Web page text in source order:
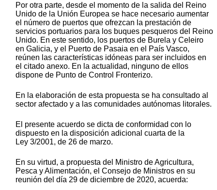
Por otra parte, desde el momento de la salida del Reino
Unido de la Unión Europea se hace necesario aumentar
el número de puertos que ofrezcan la prestación de
servicios portuarios para los buques pesqueros del Reino
Unido. En este sentido, los puertos de Burela y Celeiro
en Galicia, y el Puerto de Pasaia en el País Vasco,
reúnen las características idóneas para ser incluidos en
el citado anexo. En la actualidad, ninguno de ellos
dispone de Punto de Control Fronterizo.
En la elaboración de esta propuesta se ha consultado al
sector afectado y a las comunidades autónomas litorales.
El presente acuerdo se dicta de conformidad con lo
dispuesto en la disposición adicional cuarta de la
Ley 3/2001, de 26 de marzo.
En su virtud, a propuesta del Ministro de Agricultura,
Pesca y Alimentación, el Consejo de Ministros en su
reunión del día 29 de diciembre de 2020, acuerda: